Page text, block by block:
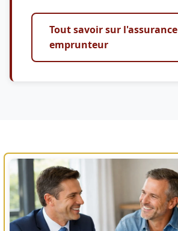
Tout savoir sur l'assurance
emprunteur